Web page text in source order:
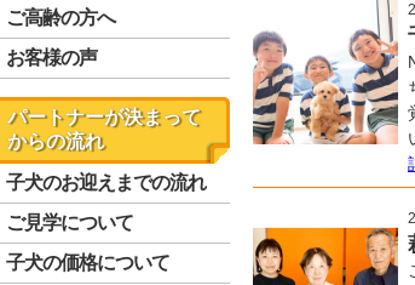
ご高齢の方へ
お客様の声
パートナーが決まって
からの流れ
子犬のお迎えまでの流れ
ご見学について
子犬の価格について